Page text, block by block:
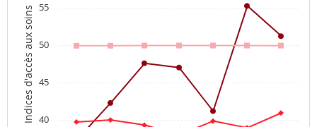
Indices d'accès aux soins 40
45
50
55